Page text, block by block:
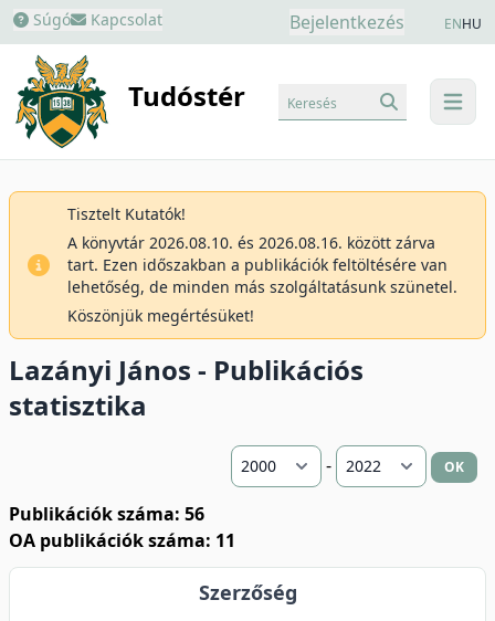
Súgó Kapcsolat Bejelentkezés ENHU
Tudóstér menu
Keresés
Tisztelt Kutatók!
A könyvtár 2026.08.10. és 2026.08.16. között zárva
tart. Ezen időszakban a publikációk feltöltésére van
lehetőség, de minden más szolgáltatásunk szünetel.
Köszönjük megértésüket!
Lazányi János - Publikációs
statisztika
- OK
Publikációk száma: 56
OA publikációk száma: 11
Szerzőség